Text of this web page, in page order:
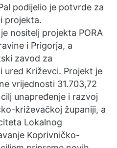
podijelio je potvrde za
projekta.
nositelj projekta PORA
i Prigorja, a
zavod za
ured Križevci. Projekt je
vrijednosti 31.703,72
unapređenje i razvoj
križevačkoj županiji, a
Lokalnog
Koprivničko-